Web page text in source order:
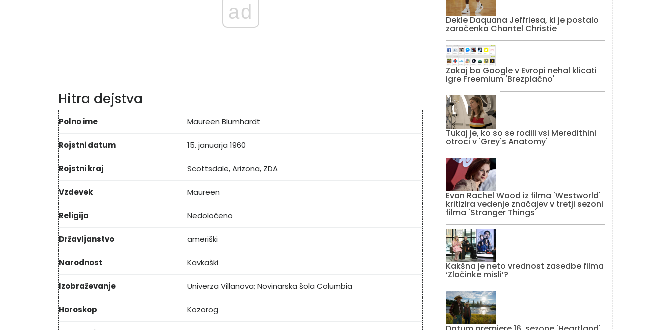
ad
Hitra dejstva
Polno ime Maureen Blumhardt
Rojstni datum 15. januarja 1960
Rojstni kraj Scottsdale, Arizona, ZDA
Vzdevek Maureen
Religija Nedoločeno
Državljanstvo ameriški
Narodnost Kavkaški
Izobraževanje Univerza Villanova; Novinarska šola Columbia
Horoskop Kozorog
Dekle Daquana Jeffriesa, ki je postalo
zaročenka Chantel Christie
Zakaj bo Google v Evropi nehal klicati
igre Freemium 'Brezplačno'
Tukaj je, ko so se rodili vsi Meredithini
otroci v 'Grey's Anatomy'
Evan Rachel Wood iz filma 'Westworld'
kritizira vedenje značajev v tretji sezoni
filma 'Stranger Things'
Kakšna je neto vrednost zasedbe filma
‘Zločinke misli’?